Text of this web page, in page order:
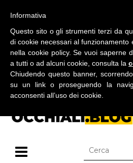
BLOG SU OCCHIALI DA SOLE E OCCHIALI DA
Informativa
Questo sito o gli strumenti terzi da
di cookie necessari al funzionamento
nella cookie policy. Se vuoi saperne
a tutti o ad alcuni cookie, consulta la
Chiudendo questo banner,
su un link o proseguendo la
acconsenti all’uso dei cookie.